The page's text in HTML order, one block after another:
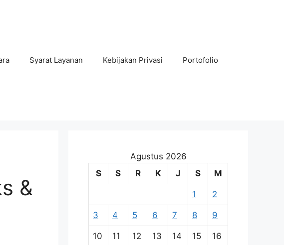
Syarat Layanan Kebijakan Privasi Portofolio
&
Agustus 2026
S
S R K J S M
1 2
3 4 5 6 7 8 9
10 11 12 13 14 15 16